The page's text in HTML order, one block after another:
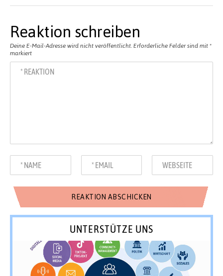
Reaktion schreiben
Deine E-Mail-Adresse wird nicht veröffentlicht. Erforderliche Felder sind mit *
markiert
UNTERSTÜTZE UNS